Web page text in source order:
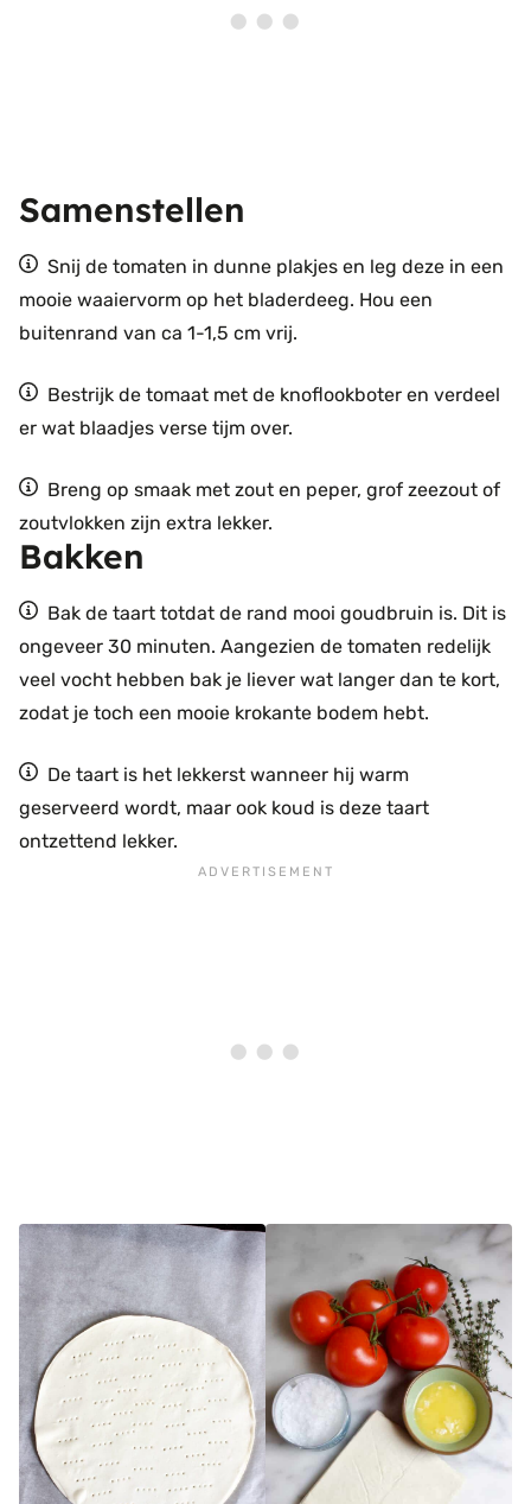
Samenstellen
Snij de tomaten in dunne plakjes en leg deze in een
mooie waaiervorm op het bladerdeeg. Hou een
buitenrand van ca 1-1,5 cm vrij.
Bestrijk de tomaat met de knoflookboter en verdeel
er wat blaadjes verse tijm over.
Breng op smaak met zout en peper, grof zeezout of
zoutvlokken zijn extra lekker.
Bakken
Bak de taart totdat de rand mooi goudbruin is. Dit is
ongeveer 30 minuten. Aangezien de tomaten redelijk
veel vocht hebben bak je liever wat langer dan te kort,
zodat je toch een mooie krokante bodem hebt.
De taart is het lekkerst wanneer hij warm
geserveerd wordt, maar ook koud is deze taart
ontzettend lekker.